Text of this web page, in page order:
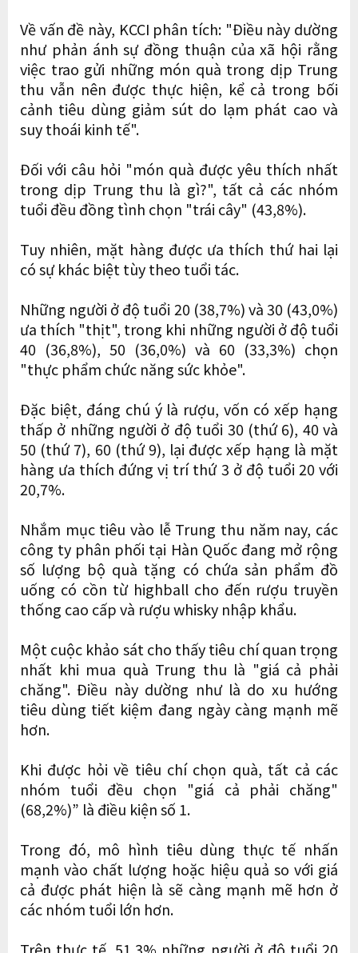
Về vấn đề này, KCCI phân tích: "Điều này dường
như phản ánh sự đồng thuận của xã hội rằng
việc trao gửi những món quà trong dịp Trung
thu vẫn nên được thực hiện, kể cả trong bối
cảnh tiêu dùng giảm sút do lạm phát cao và
suy thoái kinh tế".
Đối với câu hỏi "món quà được yêu thích nhất
trong dịp Trung thu là gì?", tất cả các nhóm
tuổi đều đồng tình chọn "trái cây" (43,8%).
Tuy nhiên, mặt hàng được ưa thích thứ hai lại
có sự khác biệt tùy theo tuổi tác.
Những người ở độ tuổi 20 (38,7%) và 30 (43,0%)
ưa thích "thịt", trong khi những người ở độ tuổi
40 (36,8%), 50 (36,0%) và 60 (33,3%) chọn
"thực phẩm chức năng sức khỏe".
Đặc biệt, đáng chú ý là rượu, vốn có xếp hạng
thấp ở những người ở độ tuổi 30 (thứ 6), 40 và
50 (thứ 7), 60 (thứ 9), lại được xếp hạng là mặt
hàng ưa thích đứng vị trí thứ 3 ở độ tuổi 20 với
20,7%.
Nhắm mục tiêu vào lễ Trung thu năm nay, các
công ty phân phối tại Hàn Quốc đang mở rộng
số lượng bộ quà tặng có chứa sản phẩm đồ
uống có cồn từ highball cho đến rượu truyền
thống cao cấp và rượu whisky nhập khẩu.
Một cuộc khảo sát cho thấy tiêu chí quan trọng
nhất khi mua quà Trung thu là "giá cả phải
chăng". Điều này dường như là do xu hướng
tiêu dùng tiết kiệm đang ngày càng mạnh mẽ
hơn.
Khi được hỏi về tiêu chí chọn quà, tất cả các
nhóm tuổi đều chọn "giá cả phải chăng"
(68,2%)” là điều kiện số 1.
Trong đó, mô hình tiêu dùng thực tế nhấn
mạnh vào chất lượng hoặc hiệu quả so với giá
cả được phát hiện là sẽ càng mạnh mẽ hơn ở
các nhóm tuổi lớn hơn.